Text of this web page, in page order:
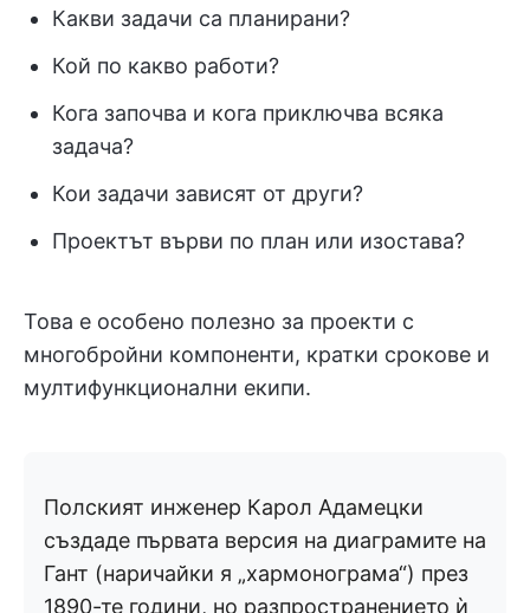
Какви задачи са планирани?
Кой по какво работи?
Кога започва и кога приключва всяка
задача?
Кои задачи зависят от други?
Проектът върви по план или изостава?
Това е особено полезно за проекти с
многобройни компоненти, кратки срокове и
мултифункционални екипи.
Полският инженер Карол Адамецки
създаде първата версия на диаграмите на
Гант (наричайки я „хармонограма“) през
1890-те години, но разпространението ѝ